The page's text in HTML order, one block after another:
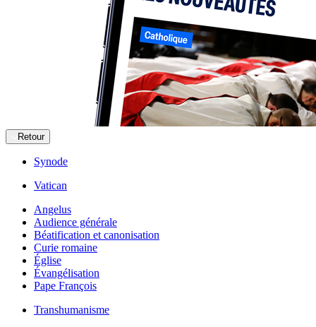
Retour
Synode
Vatican
Angelus
Audience générale
Béatification et canonisation
Curie romaine
Église
Évangélisation
Pape François
Transhumanisme